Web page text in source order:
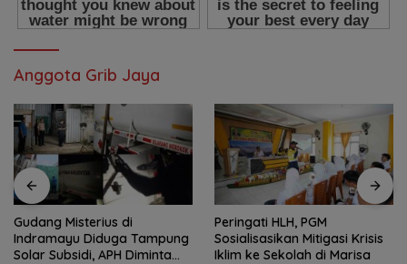
Anggota Grib Jaya
Gudang Misterius di
Indramayu Diduga Tampung
Solar Subsidi, APH Diminta
Peringati HLH, PGM
Sosialisasikan Mitigasi Krisis
Iklim ke Sekolah di Marisa